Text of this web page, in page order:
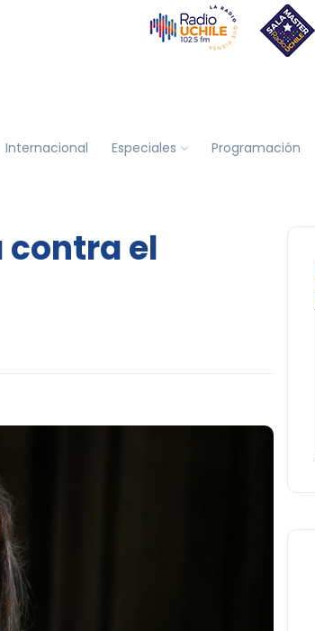
Internacional Especiales Programación
el